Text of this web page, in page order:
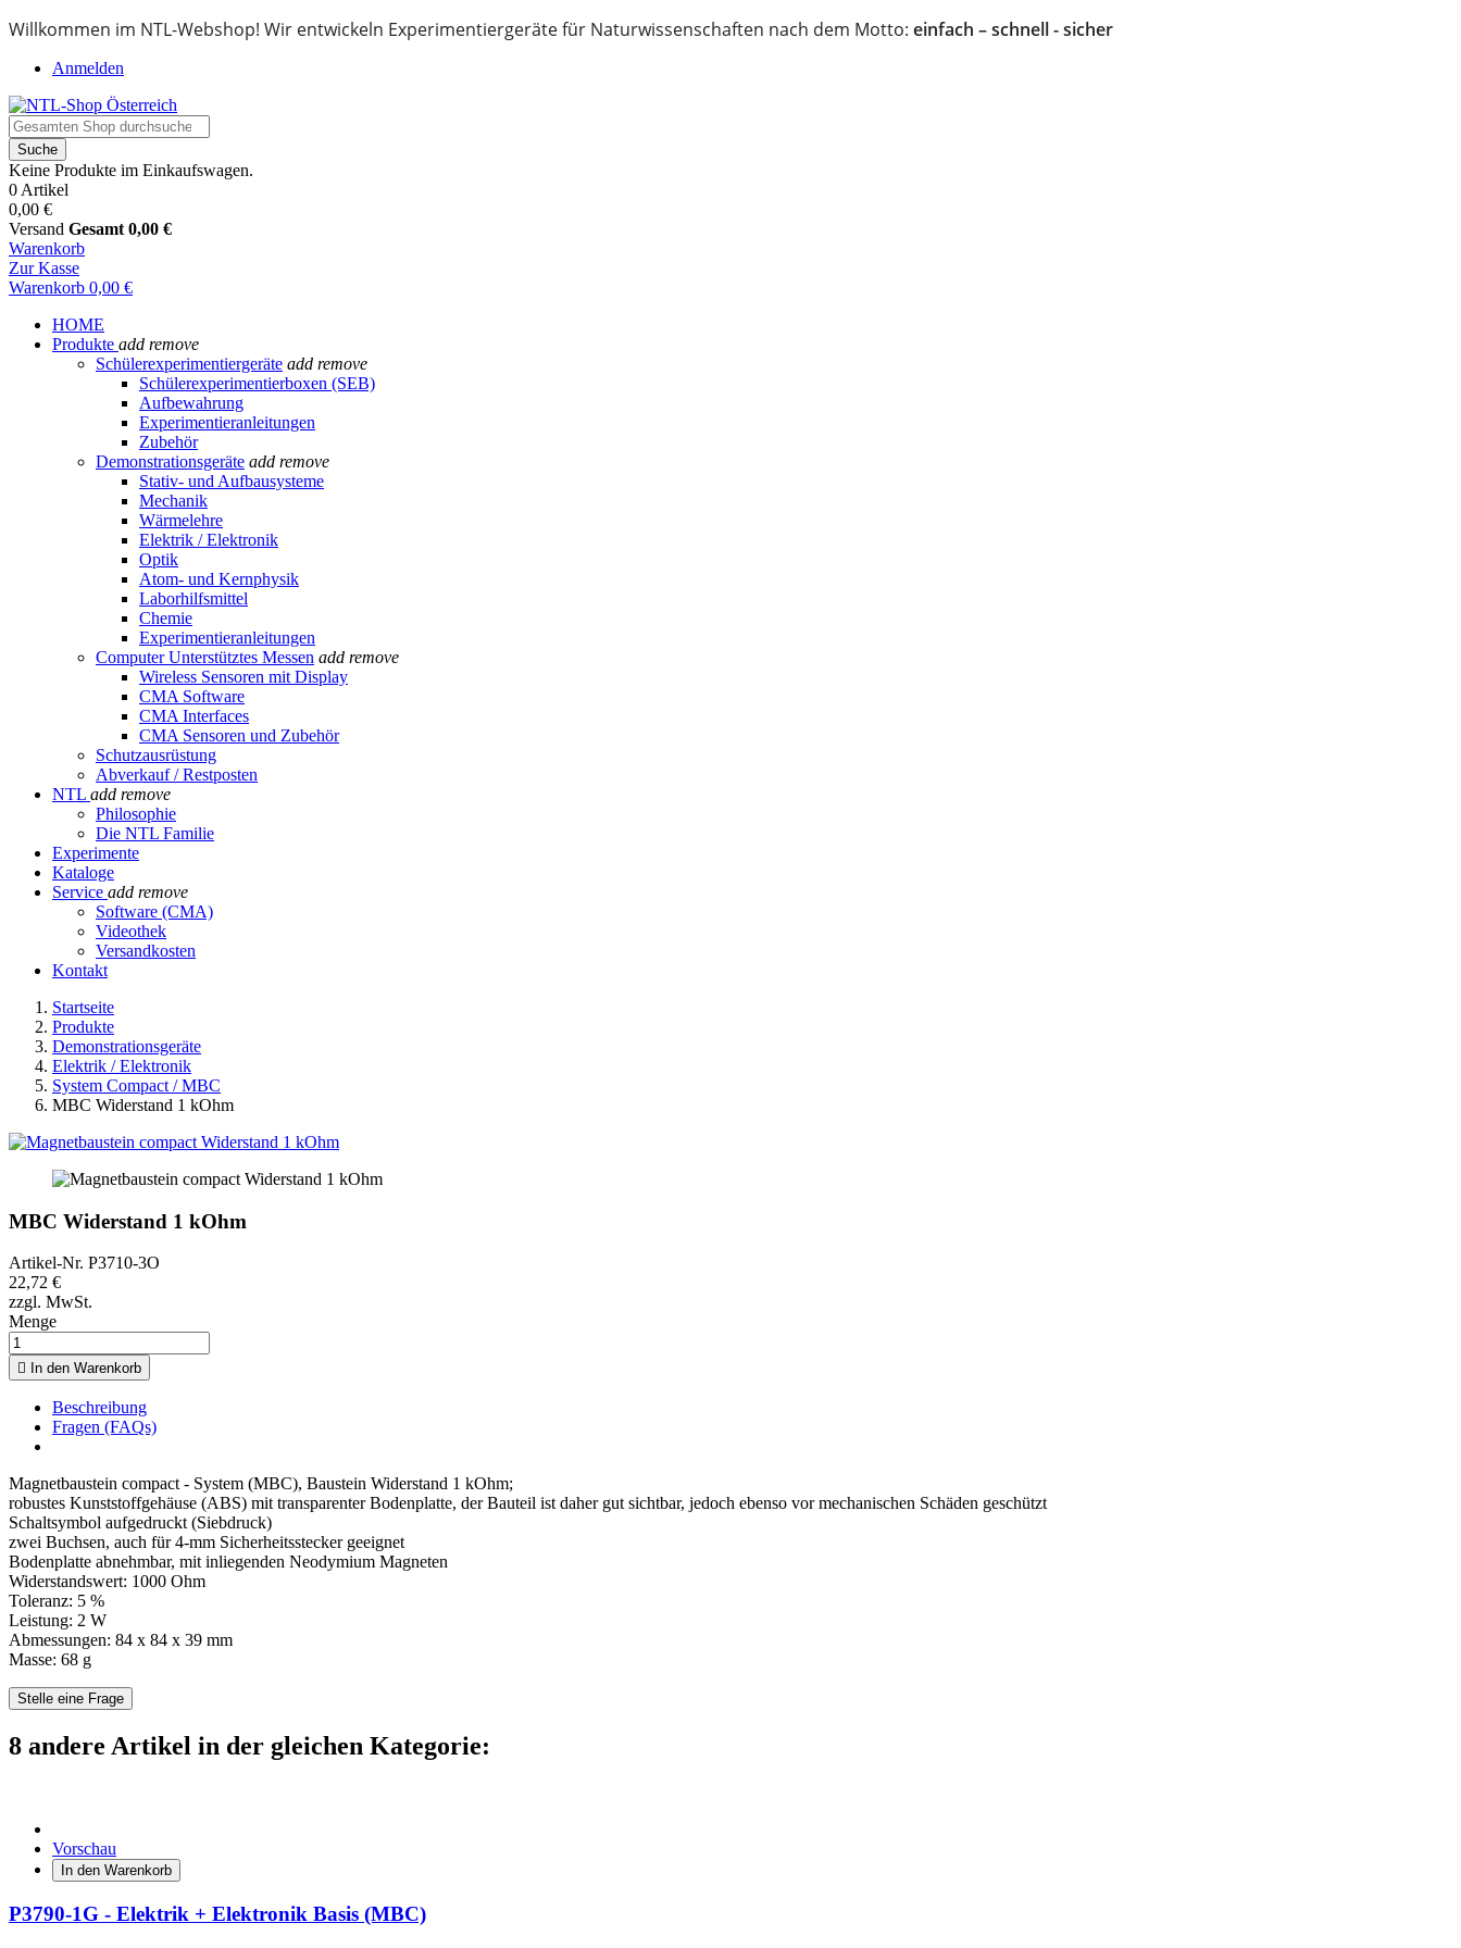
Willkommen im NTL-Webshop! Wir entwickeln Experimentiergeräte für Naturwissenschaften nach dem Motto: einfach – schnell - sicher
Anmelden
Suche
Keine Produkte im Einkaufswagen.
0 Artikel
0,00 €
Versand Gesamt 0,00 €
Warenkorb
Zur Kasse
Warenkorb 0,00 €
HOME
Produkte add remove
Schülerexperimentiergeräte add remove
Schülerexperimentierboxen (SEB)
Aufbewahrung
Experimentieranleitungen
Zubehör
Demonstrationsgeräte add remove
Stativ- und Aufbausysteme
Mechanik
Wärmelehre
Elektrik / Elektronik
Optik
Atom- und Kernphysik
Laborhilfsmittel
Chemie
Experimentieranleitungen
Computer Unterstütztes Messen add remove
Wireless Sensoren mit Display
CMA Software
CMA Interfaces
CMA Sensoren und Zubehör
Schutzausrüstung
Abverkauf / Restposten
NTL add remove
Philosophie
Die NTL Familie
Experimente
Kataloge
Service add remove
Software (CMA)
Videothek
Versandkosten
Kontakt
Startseite
Produkte
Demonstrationsgeräte
Elektrik / Elektronik
System Compact / MBC
MBC Widerstand 1 kOhm
MBC Widerstand 1 kOhm
Artikel-Nr. P3710-3O
22,72 €
zzgl. MwSt.
Menge
 In den Warenkorb
Beschreibung
Fragen (FAQs)
Magnetbaustein compact - System (MBC), Baustein Widerstand 1 kOhm;
robustes Kunststoffgehäuse (ABS) mit transparenter Bodenplatte, der Bauteil ist daher gut sichtbar, jedoch ebenso vor mechanischen Schäden geschützt
Schaltsymbol aufgedruckt (Siebdruck)
zwei Buchsen, auch für 4-mm Sicherheitsstecker geeignet
Bodenplatte abnehmbar, mit inliegenden Neodymium Magneten
Widerstandswert: 1000 Ohm
Toleranz: 5 %
Leistung: 2 W
Abmessungen: 84 x 84 x 39 mm
Masse: 68 g
Stelle eine Frage
8 andere Artikel in der gleichen Kategorie:
Vorschau
In den Warenkorb
P3790-1G - Elektrik + Elektronik Basis (MBC)